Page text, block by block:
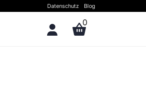
Datenschutz Blog
0